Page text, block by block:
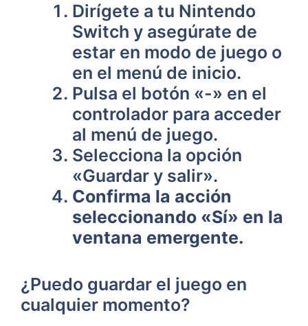
Dirígete ‌a tu Nintendo
Switch y asegúrate de
estar en modo de juego o ​
en el menú de inicio.
Pulsa el botón «-» en el
controlador para acceder
al menú de juego.
Selecciona la opción
«Guardar y salir».
Confirma la acción
seleccionando​ «Sí» ⁢en la
ventana emergente.
¿Puedo guardar el juego en
cualquier momento?